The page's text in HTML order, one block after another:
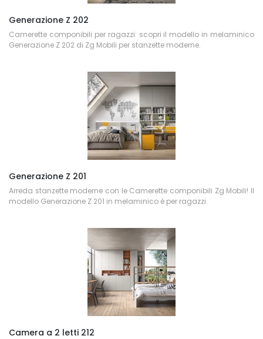
Generazione Z 202
Camerette componibili per ragazzi: scopri il modello in melaminico
Generazione Z 202 di Zg Mobili per stanzette moderne.
Generazione Z 201
Arreda stanzette moderne con le Camerette componibili Zg Mobili! Il
modello Generazione Z 201 in melaminico è per ragazzi.
Camera a 2 letti 212